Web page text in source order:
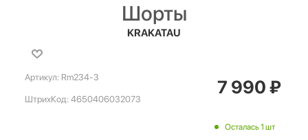
Шорты
KRAKATAU
Артикул: Rm234-3
ШтрихКод: 4650406032073
7 990₽
Осталась 1 шт